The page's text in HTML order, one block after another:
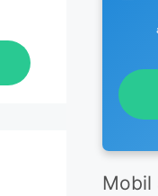
Mobil